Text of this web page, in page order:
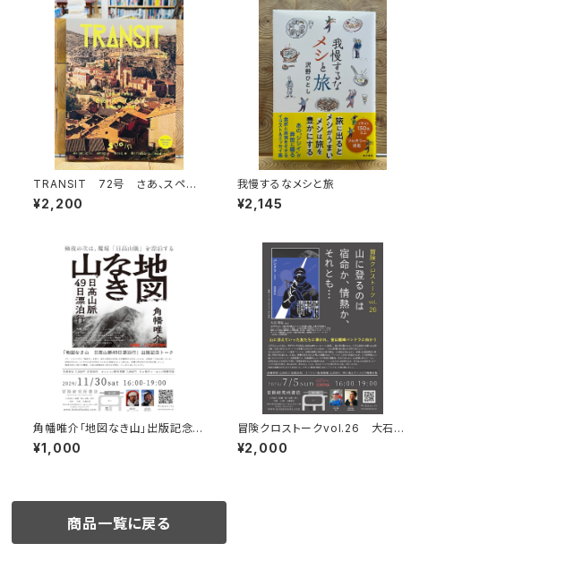
TRANSIT 72号 さあ、スペイ
ンへ！ 太陽と海と土の国
¥2,200
我慢するなメシと旅
¥2,145
角幡唯介「地図なき山」出版記念ト
ークイベント録画視聴権
¥1,000
冒険クロストークvol.26 大石明
弘「山に登るのは 宿命か、情熱か、
それとも…」録画視聴権
¥2,000
商品一覧に戻る